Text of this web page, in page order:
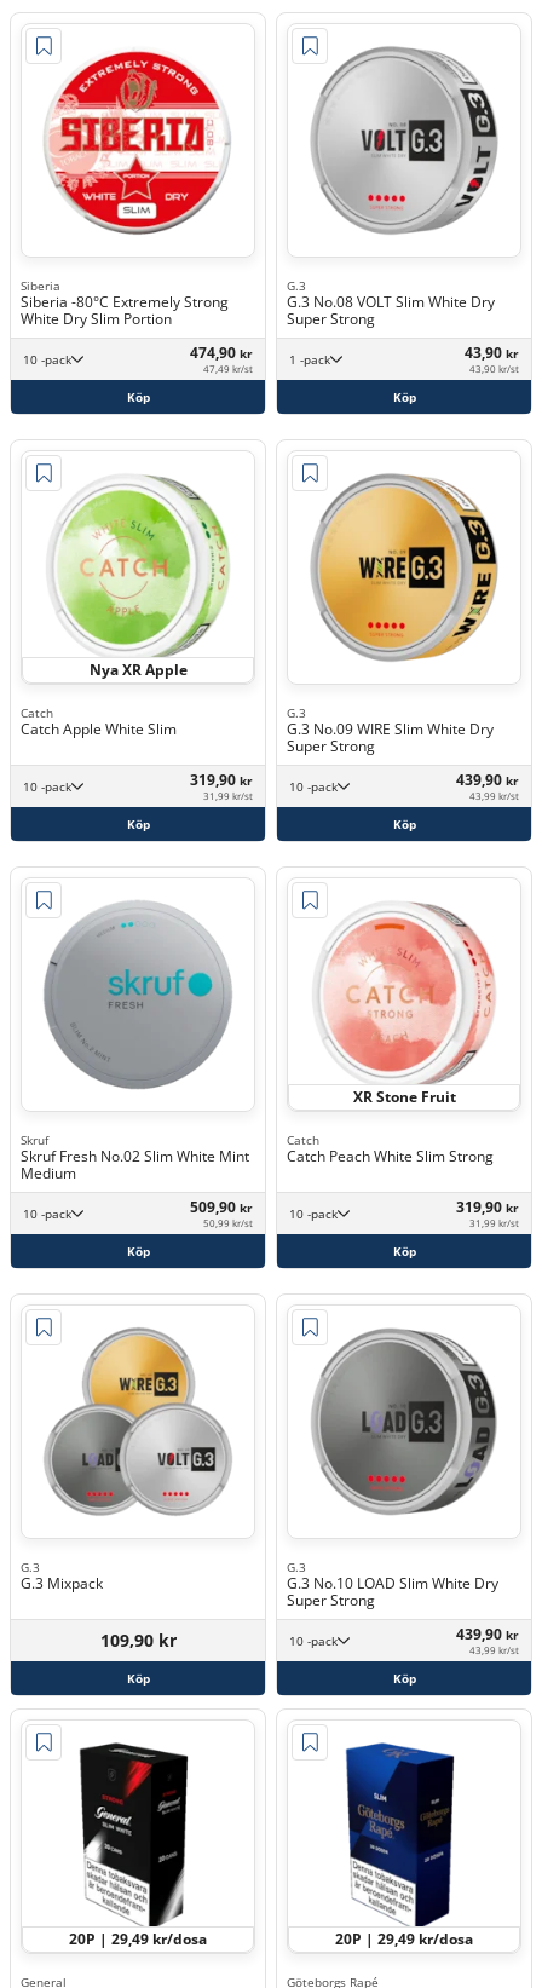
Siberia
Siberia -80°C Extremely Strong
White Dry Slim Portion
10 -pack 474,90 kr
47,49 kr/st
Köp
G.3
G.3 No.08 VOLT Slim White Dry
Super Strong
1 -pack 43,90 kr
43,90 kr/st
Köp
Nya XR Apple
Catch
Catch Apple White Slim
10 -pack 319,90 kr
31,99 kr/st
Köp
G.3
G.3 No.09 WIRE Slim White Dry
Super Strong
10 -pack 439,90 kr
43,99 kr/st
Köp
Skruf
Skruf Fresh No.02 Slim White Mint
Medium
10 -pack 509,90 kr
50,99 kr/st
Köp
XR Stone Fruit
Catch
Catch Peach White Slim Strong
10 -pack 319,90 kr
31,99 kr/st
Köp
G.3
G.3 Mixpack
109,90 kr
Köp
G.3
G.3 No.10 LOAD Slim White Dry
Super Strong
10 -pack 439,90 kr
43,99 kr/st
Köp
20P | 29,49 kr/dosa
General
20P | 29,49 kr/dosa
Göteborgs Rapé